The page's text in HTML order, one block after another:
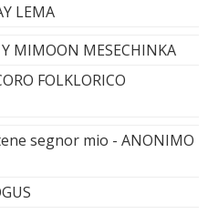
LEMA
MIMOON MESECHINKA
FOLKLORICO
segnor mio - ANONIMO